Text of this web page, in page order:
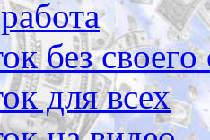
без своего
для всех